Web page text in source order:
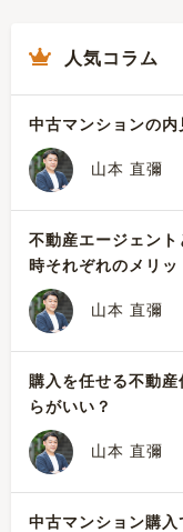
人気コラム
中古マンションの
山本 直彌
不動産エージェン
時それぞれのメリッ
山本 直彌
購入を任せる不動
らがいい？
山本 直彌
中古マンション購入